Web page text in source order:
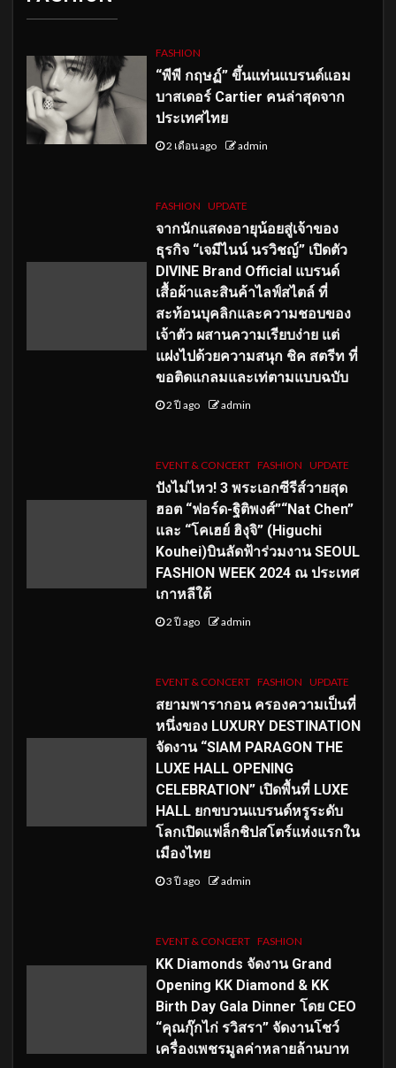
FASHION
“พีพี กฤษฏ์” ขึ้นแท่นแบรนด์แอม
บาสเดอร์ Cartier คนล่าสุดจาก
ประเทศไทย
2 เดือน ago admin
FASHION UPDATE
จากนักแสดงอายุน้อยสู่เจ้าของ
ธุรกิจ “เจมีไนน์ นรวิชญ์” เปิดตัว
DIVINE Brand Official แบรนด์
เสื้อผ้าและสินค้าไลฟ์สไตล์ ที่
สะท้อนบุคลิกและความชอบของ
เจ้าตัว ผสานความเรียบง่าย แต่
แฝงไปด้วยความสนุก ชิค สตรีท ที่
ขอติดแกลมและเท่ตามแบบฉบับ
2 ปี ago admin
EVENT & CONCERT FASHION UPDATE
ปังไม่ไหว! 3 พระเอกซีรีส์วายสุด
ฮอต “ฟอร์ด-ฐิติพงศ์”“Nat Chen”
และ “โคเฮย์ ฮิงุจิ” (Higuchi
Kouhei)บินลัดฟ้าร่วมงาน SEOUL
FASHION WEEK 2024 ณ ประเทศ
เกาหลีใต้
2 ปี ago admin
EVENT & CONCERT FASHION UPDATE
สยามพารากอน ครองความเป็นที่
หนึ่งของ LUXURY DESTINATION
จัดงาน “SIAM PARAGON THE
LUXE HALL OPENING
CELEBRATION” เปิดพื้นที่ LUXE
HALL ยกขบวนแบรนด์หรูระดับ
โลกเปิดแฟล็กชิปสโตร์แห่งแรกใน
เมืองไทย
3 ปี ago admin
EVENT & CONCERT FASHION
KK Diamonds จัดงาน Grand
Opening KK Diamond & KK
Birth Day Gala Dinner โดย CEO
“คุณกุ๊กไก่ รวิสรา” จัดงานโชว์
เครื่องเพชรมูลค่าหลายล้านบาท